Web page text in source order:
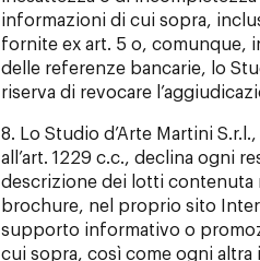
informazioni di cui sopra,
fornite ex art. 5 o, comunque,
delle referenze bancarie, lo
riserva di revocare
8. Lo Studio d’Arte Martini
all’art. 1229 c.c., declina ogni
descrizione dei lotti contenuta
brochure, nel proprio sito
supporto informativo o
cui sopra, così come ogni altra